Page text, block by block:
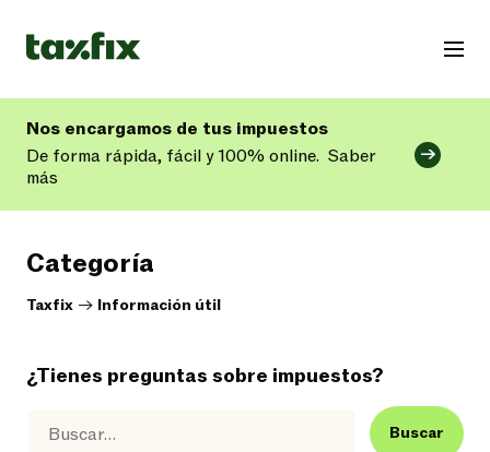
Nos encargamos de tus impuestos
De forma rápida, fácil y 100% online. Saber
más
Categoría
Taxfix -> Información útil
¿Tienes preguntas sobre impuestos?
Buscar